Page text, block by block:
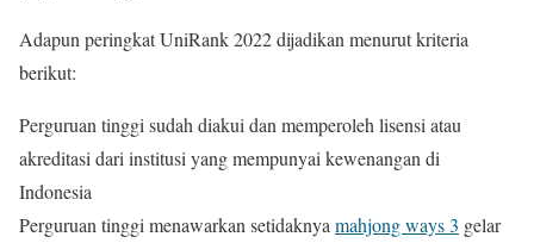
Adapun peringkat UniRank 2022 dijadikan menurut kriteria
berikut:
Perguruan tinggi sudah diakui dan memperoleh lisensi atau
akreditasi dari institusi yang mempunyai kewenangan di
Indonesia
Perguruan tinggi menawarkan setidaknya mahjong ways 3 gelar